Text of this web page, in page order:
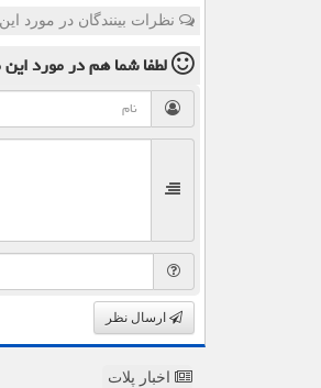
نظرات بینندگان در مورد
لطفا شما همدر مورد
ارسال نظر
اخبار پلات